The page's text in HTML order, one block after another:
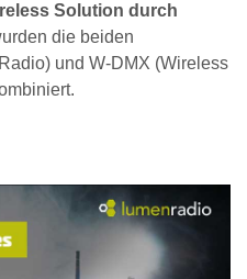
Solution durch
die beiden
und W-DMX (Wireless